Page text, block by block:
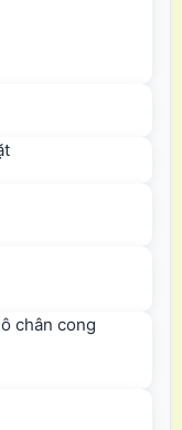
chân cong